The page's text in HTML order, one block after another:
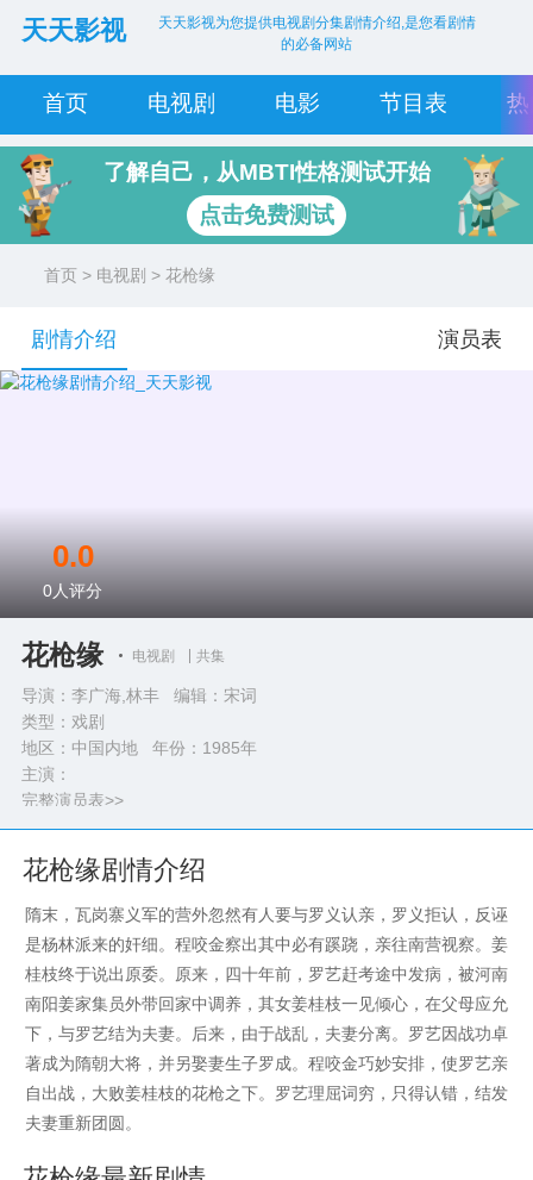
天天影视
天天影视为您提供电视剧分集剧情介绍,是您看剧情
的必备网站
首页 电视剧 电影 节目表
了解自己，从MBTI性格测试开始
点击免费测试
首页 > 电视剧 > 花枪缘
剧情介绍 演员表
花枪缘 电视剧 共集
导演：李广海,林丰 编辑：宋词
类型： 戏剧
地区：中国内地 年份： 1985年
主演：
完整演员表>>
0.0
0人评分
花枪缘剧情介绍
隋末，瓦岗寨义军的营外忽然有人要与罗义认亲，罗义拒认，反诬
是杨林派来的奸细。程咬金察出其中必有蹊跷，亲往南营视察。姜
桂枝终于说出原委。原来，四十年前，罗艺赶考途中发病，被河南
南阳姜家集员外带回家中调养，其女姜桂枝一见倾心，在父母应允
下，与罗艺结为夫妻。后来，由于战乱，夫妻分离。罗艺因战功卓
著成为隋朝大将，并另娶妻生子罗成。程咬金巧妙安排，使罗艺亲
自出战，大败姜桂枝的花枪之下。罗艺理屈词穷，只得认错，结发
夫妻重新团圆。